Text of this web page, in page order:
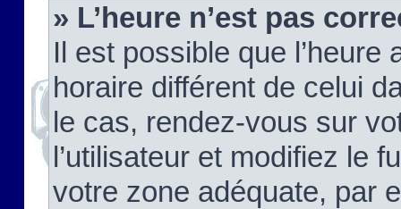
» L’heure n’est pas
Il est possible que
horaire différent de celui
le cas, rendez-vous sur
l’utilisateur et modifiez le
votre zone adéquate, par